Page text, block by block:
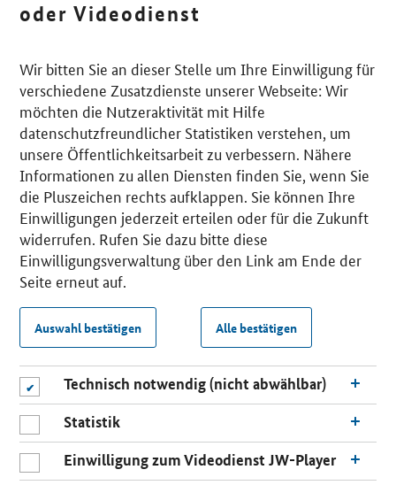
oder Videodienst
Wir bitten Sie an dieser Stelle um Ihre Einwilligung für
verschiedene Zusatzdienste unserer Webseite: Wir
möchten die Nutzeraktivität mit Hilfe
datenschutzfreundlicher Statistiken verstehen, um
unsere Öffentlichkeitsarbeit zu verbessern. Nähere
Informationen zu allen Diensten finden Sie, wenn Sie
die Pluszeichen rechts aufklappen. Sie können Ihre
Einwilligungen jederzeit erteilen oder für die Zukunft
widerrufen. Rufen Sie dazu bitte diese
Einwilligungsverwaltung über den Link am Ende der
Seite erneut auf.
Auswahl bestätigen Alle bestätigen
Technisch notwendig (nicht abwählbar)
Statistik
Einwilligung zum Videodienst JW-Player